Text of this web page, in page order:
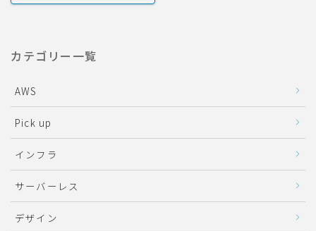
カテゴリー一覧
AWS
Pick up
インフラ
サーバーレス
デザイン